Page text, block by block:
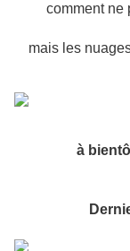
comment ne
mais les
à